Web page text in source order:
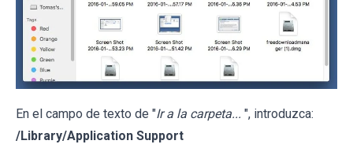
En el campo de texto de "Ir a la carpeta... ", introduzca:
/Library/Application Support